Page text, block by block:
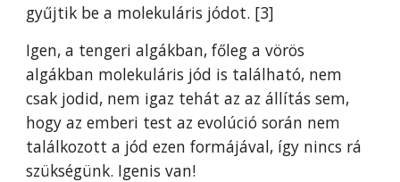
gyűjtik be a molekuláris jódot. [3]
Igen, a tengeri algákban, főleg a vörös
algákban molekuláris jód is található, nem
csak jodid, nem igaz tehát az az állítás sem,
hogy az emberi test az evolúció során nem
találkozott a jód ezen formájával, így nincs rá
szükségünk. Igenis van!